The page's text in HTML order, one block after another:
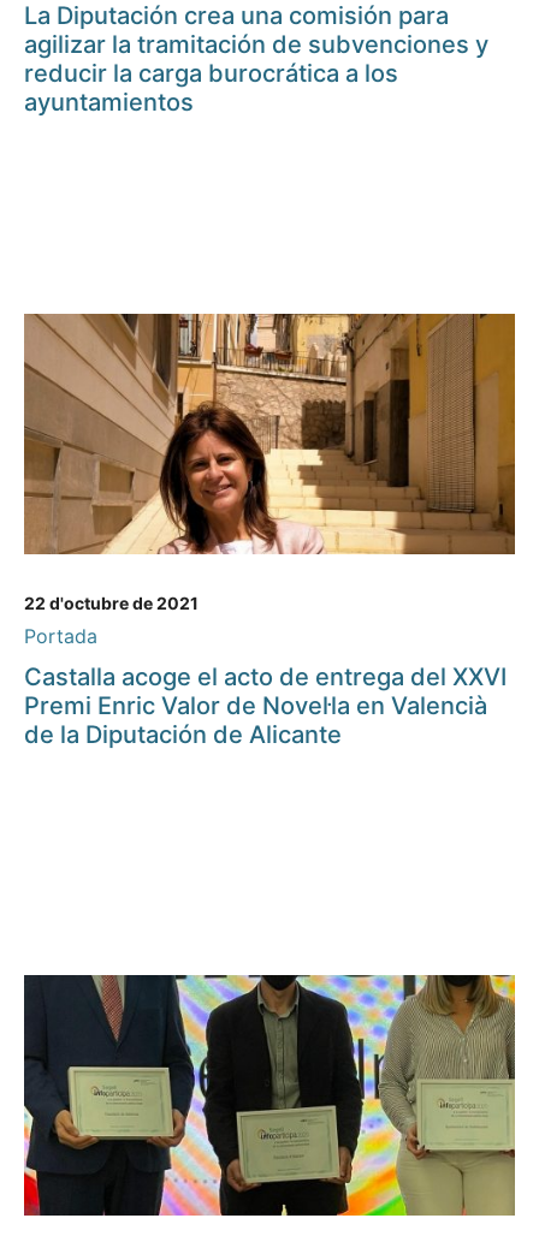
La Diputación crea una comisión para
agilizar la tramitación de subvenciones y
reducir la carga burocrática a los
ayuntamientos
22 d'octubre de 2021
Portada
Castalla acoge el acto de entrega del XXVI
Premi Enric Valor de Novel·la en Valencià
de la Diputación de Alicante